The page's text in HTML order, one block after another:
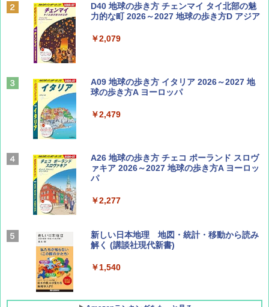
ディズニーファン ２０２６年 ９月号 [雑
誌] (ＤＩＳＮＥＹ ＦＡＮ)
￥713
山と溪谷 2026年8月号「南アルプス大全」
Coyote No.89 特集 星野道夫 夢見る旅
￥1,540
AIRLINE（エアライン）2026年9月号【特
集】ボーイング110周年を祝して！
￥1,760
D40 地球の歩き方 チェンマイ タイ北部の魅
力的な町 2026～2027 地球の歩き方D アジア
￥2,079
A09 地球の歩き方 イタリア 2026～2027 地
球の歩き方A ヨーロッパ
￥2,479
A26 地球の歩き方 チェコ ポーランド スロヴ
ァキア 2026～2027 地球の歩き方A ヨーロッ
パ
￥2,277
新しい日本地理 地図・統計・移動から読み
解く (講談社現代新書)
￥1,540